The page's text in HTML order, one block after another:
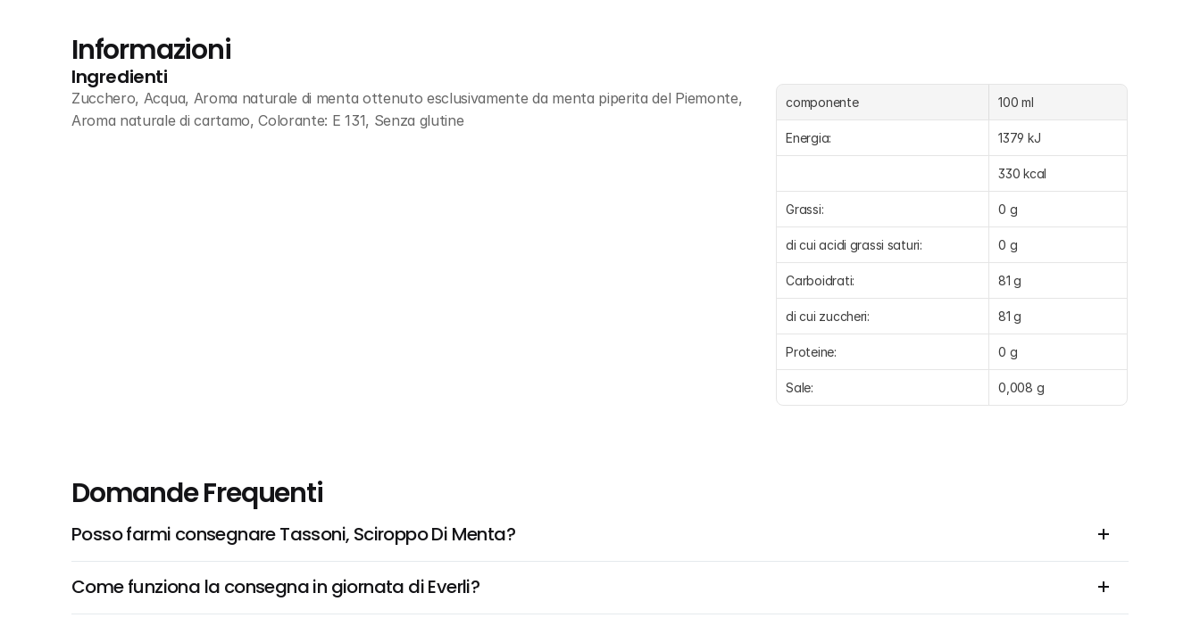
Informazioni
Ingredienti
Zucchero, Acqua, Aroma naturale di menta ottenuto esclusivamente da menta piperita del Piemonte,
Aroma naturale di cartamo, Colorante: E 131, Senza glutine
componente 100 ml
Energia: 1379 kJ
330 kcal
Grassi: 0 g
di cui acidi grassi saturi: 0 g
Carboidrati: 81 g
di cui zuccheri: 81 g
Proteine: 0 g
Sale: 0,008 g
Domande Frequenti
Posso farmi consegnare Tassoni, Sciroppo Di Menta?
Come funziona la consegna in giornata di Everli?